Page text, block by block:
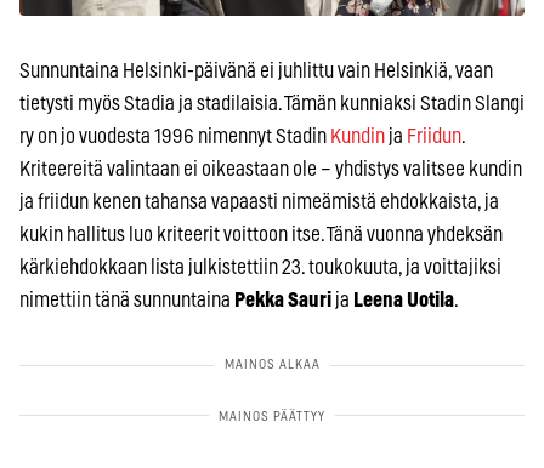
Sunnuntaina Helsinki-päivänä ei juhlittu vain Helsinkiä, vaan
tietysti myös Stadia ja stadilaisia. Tämän kunniaksi Stadin Slangi
ry on jo vuodesta 1996 nimennyt Stadin Kundin ja Friidun.
Kriteereitä valintaan ei oikeastaan ole – yhdistys valitsee kundin
ja friidun kenen tahansa vapaasti nimeämistä ehdokkaista, ja
kukin hallitus luo kriteerit voittoon itse. Tänä vuonna yhdeksän
kärkiehdokkaan lista julkistettiin 23. toukokuuta, ja voittajiksi
nimettiin tänä sunnuntaina Pekka Sauri ja Leena Uotila.